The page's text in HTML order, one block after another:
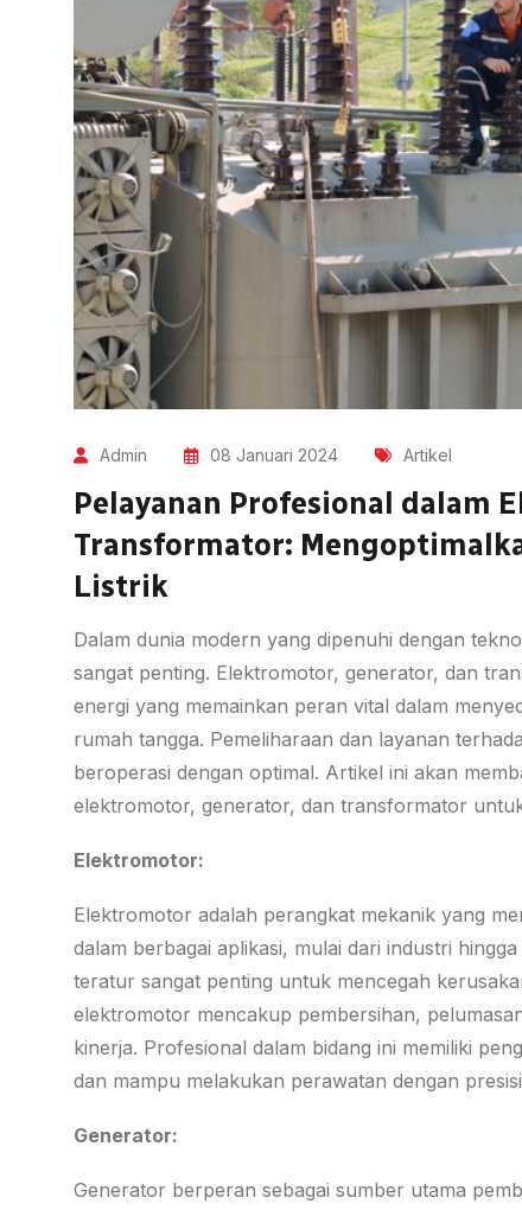
Admin 08 Januari 2024 Artikel
Pelayanan Profesional dalam
Transformator:
Listrik
Dalam dunia modern yang dipenuhi dengan
sangat penting. Elektromotor, generator, dan
energi yang memainkan peran vital dalam
rumah tangga. Pemeliharaan dan layanan
beroperasi dengan optimal. Artikel ini akan
elektromotor, generator, dan transformator
Elektromotor:
Elektromotor adalah perangkat mekanik yang
dalam berbagai aplikasi, mulai dari industri
teratur sangat penting untuk mencegah
elektromotor mencakup pembersihan,
kinerja. Profesional dalam bidang ini memiliki
dan mampu melakukan perawatan dengan
Generator:
Generator berperan sebagai sumber utama